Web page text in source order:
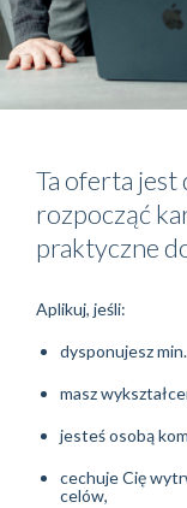
Ta oferta jest
rozpocząć
praktyczne
Aplikuj, jeśli:
dysponujesz
masz
jesteś osobą
cechuje Cię
celów,